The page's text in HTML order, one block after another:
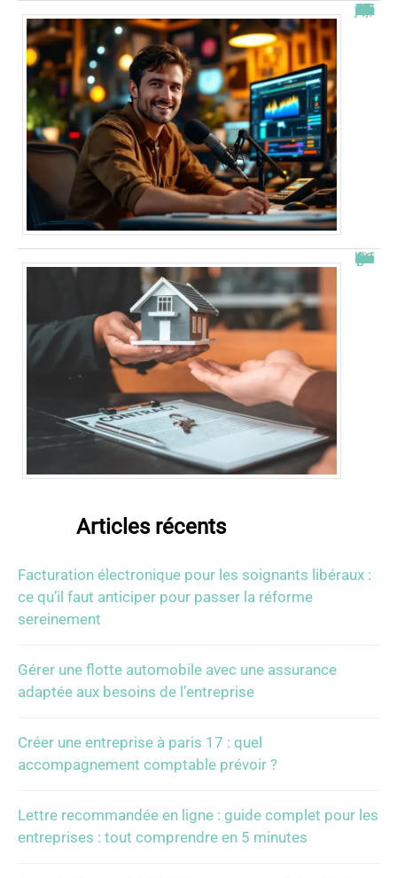
“Alexis Morel, journaliste : Qui est le fils de Apolline de Malherbe ?”
Combien de fois peut-on passer en commission logement ?
Articles récents
Facturation électronique pour les soignants libéraux :
ce qu’il faut anticiper pour passer la réforme
sereinement
Gérer une flotte automobile avec une assurance
adaptée aux besoins de l’entreprise
Créer une entreprise à paris 17 : quel
accompagnement comptable prévoir ?
Lettre recommandée en ligne : guide complet pour les
entreprises : tout comprendre en 5 minutes